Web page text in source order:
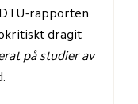
rapporten
dragit
på studier av